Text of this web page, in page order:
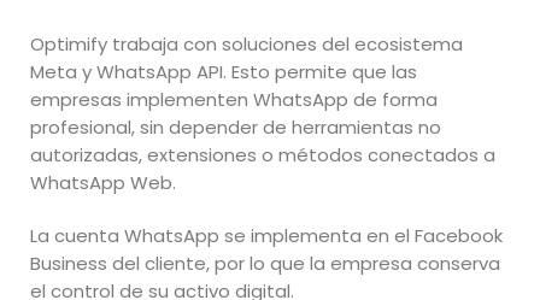
Optimify trabaja con soluciones del ecosistema
Meta y WhatsApp API. Esto permite que las
empresas implementen WhatsApp de forma
profesional, sin depender de herramientas no
autorizadas, extensiones o métodos conectados a
WhatsApp Web.
La cuenta WhatsApp se implementa en el Facebook
Business del cliente, por lo que la empresa conserva
el control de su activo digital.